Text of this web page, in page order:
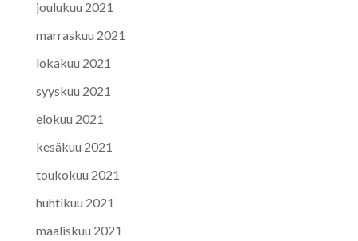
joulukuu 2021
marraskuu 2021
lokakuu 2021
syyskuu 2021
elokuu 2021
kesäkuu 2021
toukokuu 2021
huhtikuu 2021
maaliskuu 2021